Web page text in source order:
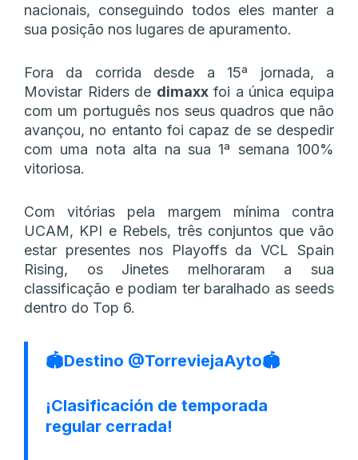
nacionais, conseguindo todos eles manter a
sua posição nos lugares de apuramento.
Fora da corrida desde a 15ª jornada, a
Movistar Riders de dimaxxfoi a única equipa
com um português nos seus quadros que não
avançou, no entanto foi capaz de se despedir
com uma nota alta na sua 1ª semana 100%
vitoriosa.
Com vitórias pela margem mínima contra
UCAM, KPI e Rebels, três conjuntos que vão
estar presentes nos Playoffs da VCL Spain
Rising, os Jinetes melhoraram a sua
classificação e podiam ter baralhado as seeds
dentro do Top 6.
🏟️Destino @TorreviejaAyto🏟️
¡Clasificación de temporada
regular cerrada!